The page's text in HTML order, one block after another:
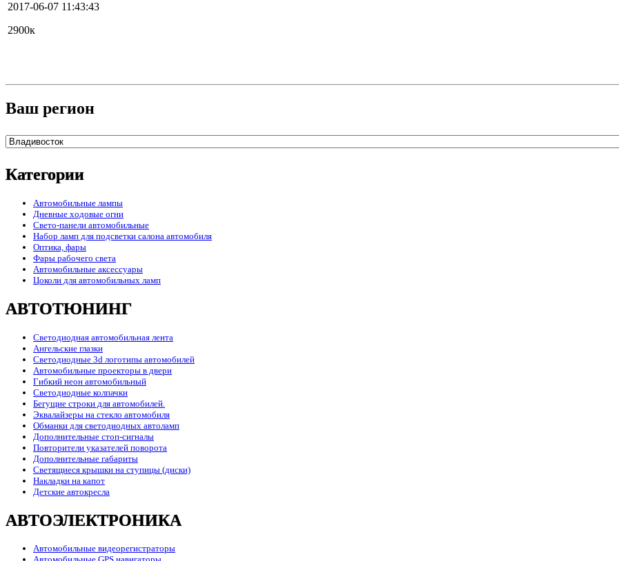
2017-06-07 11:43:43
2900к
Ваш регион
Категории
Автомобильные лампы
Дневные ходовые огни
Свето-панели автомобильные
Набор ламп для подсветки салона автомобиля
Оптика, фары
Фары рабочего света
Автомобильные аксессуары
Цоколи для автомобильных ламп
АВТОТЮНИНГ
Светодиодная автомобильная лента
Ангельские глазки
Светодиодные 3d логотипы автомобилей
Автомобильные проекторы в двери
Гибкий неон автомобильный
Светодиодные колпачки
Бегущие строки для автомобилей.
Эквалайзеры на стекло автомобиля
Обманки для светодиодных автоламп
Дополнительные стоп-сигналы
Повторители указателей поворота
Дополнительные габариты
Светящиеся крышки на ступицы (диски)
Накладки на капот
Детские автокресла
АВТОЭЛЕКТРОНИКА
Автомобильные видеорегистраторы